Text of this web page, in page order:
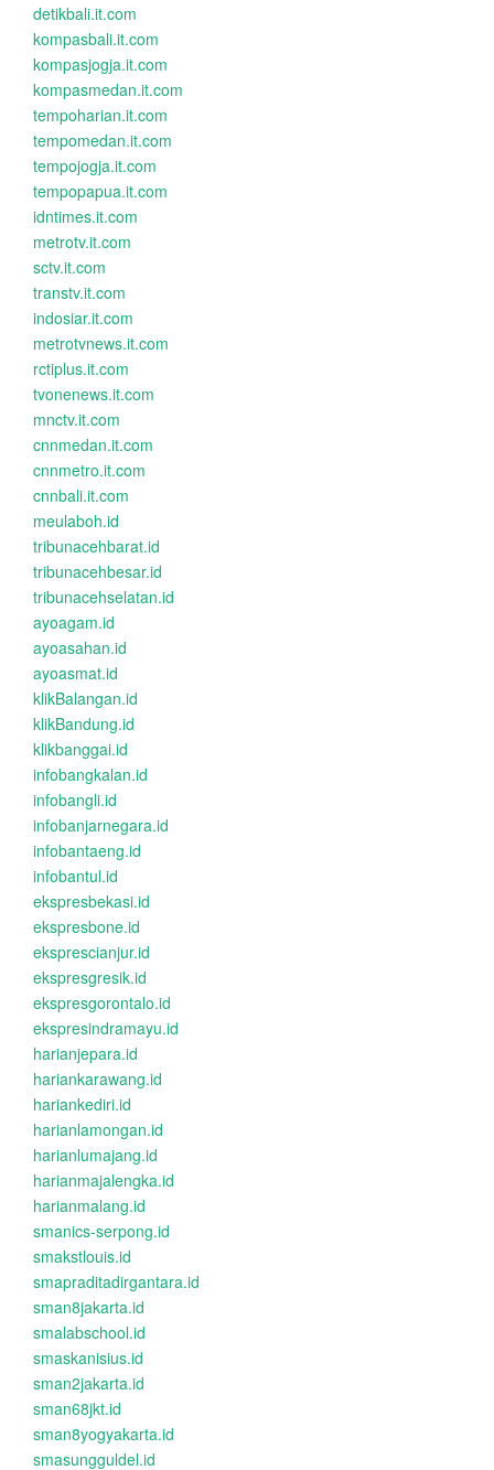
detikbali.it.com
kompasbali.it.com
kompasjogja.it.com
kompasmedan.it.com
tempoharian.it.com
tempomedan.it.com
tempojogja.it.com
tempopapua.it.com
idntimes.it.com
metrotv.it.com
sctv.it.com
transtv.it.com
indosiar.it.com
metrotvnews.it.com
rctiplus.it.com
tvonenews.it.com
mnctv.it.com
cnnmedan.it.com
cnnmetro.it.com
cnnbali.it.com
meulaboh.id
tribunacehbarat.id
tribunacehbesar.id
tribunacehselatan.id
ayoagam.id
ayoasahan.id
ayoasmat.id
klikBalangan.id
klikBandung.id
klikbanggai.id
infobangkalan.id
infobangli.id
infobanjarnegara.id
infobantaeng.id
infobantul.id
ekspresbekasi.id
ekspresbone.id
eksprescianjur.id
ekspresgresik.id
ekspresgorontalo.id
ekspresindramayu.id
harianjepara.id
hariankarawang.id
hariankediri.id
harianlamongan.id
harianlumajang.id
harianmajalengka.id
harianmalang.id
smanics-serpong.id
smakstlouis.id
smapraditadirgantara.id
sman8jakarta.id
smalabschool.id
smaskanisius.id
sman2jakarta.id
sman68jkt.id
sman8yogyakarta.id
smasungguldel.id